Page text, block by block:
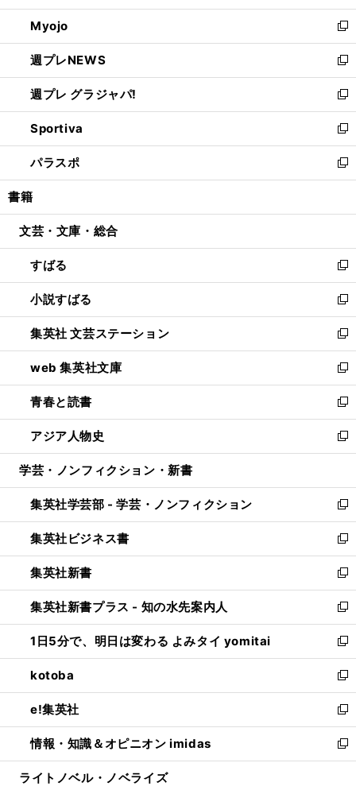
開
く
ウ
で
開
く
ン
ド
ウ
で
開
く
ウ
ィ
ン
ド
ウ
で
開
く
Myojo
新
し
い
ウ
ィ
ン
ド
ウ
で
開
週プレNEWS
新
し
い
ウ
ィ
ン
ド
ウ
開
週プレ グラジャパ!
新
し
い
ウ
ィ
ン
ウ
開
く
Sportiva
新
し
い
ウ
ン
ウ
で
開
く
パラスポ
新
し
ウ
ン
ド
ウ
で
開
く
書籍
文芸・文庫・総合
すばる
新
し
い
ウ
ィ
ン
ド
ウ
で
開
く
小説すばる
新
し
い
ウ
ィ
ン
ド
ウ
で
開
集英社 文芸ステーション
新
し
い
ウ
ィ
ン
ド
ウ
開
く
web 集英社文庫
新
し
い
ウ
ィ
ン
ウ
で
開
く
青春と読書
新
し
い
ウ
ン
ド
ウ
で
開
く
アジア人物史
新
し
ウ
ィ
ン
ド
ウ
で
開
く
学芸・ノンフィクション・新書
集英社学芸部 - 学芸・ノンフィクション
新
し
い
ウ
ィ
ン
ド
ウ
で
開
く
集英社ビジネス書
新
し
い
ウ
ィ
ン
ド
ウ
で
開
く
集英社新書
新
し
い
ウ
ィ
ン
ド
ウ
で
開
く
集英社新書プラス - 知の水先案内人
新
し
い
ウ
ィ
ン
ド
ウ
で
開
1日5分で、明日は変わる よみタイ yomitai
新
し
い
ウ
ィ
ン
ド
ウ
kotoba
新
し
い
ウ
ィ
ン
e!集英社
新
し
い
ウ
情報・知識＆オピニオン imidas
新
し
ライトノベル・ノベライズ